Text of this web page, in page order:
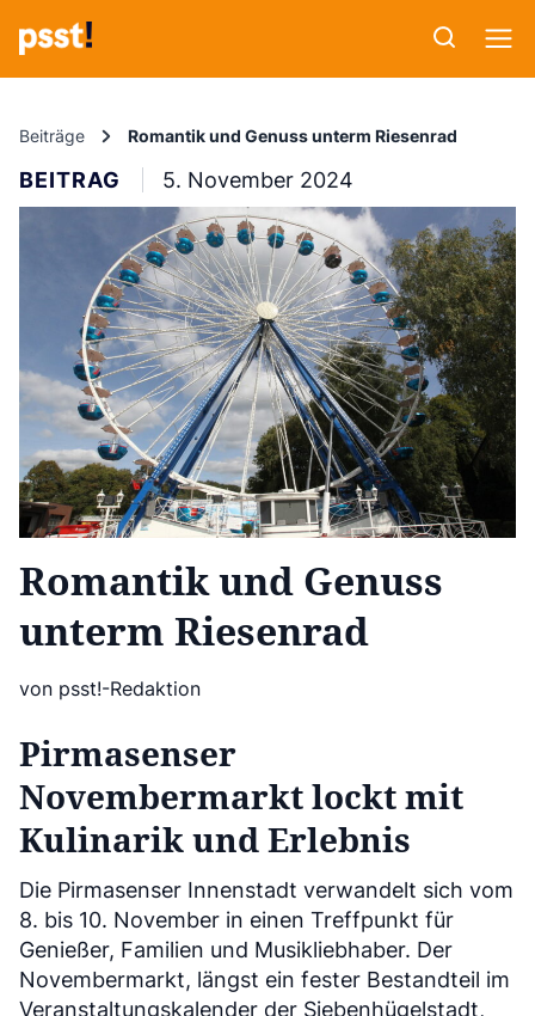
Beiträge Romantik und Genuss unterm Riesenrad
BEITRAG 5. November 2024
Romantik und Genuss
unterm Riesenrad
von psst!-Redaktion
Pirmasenser
Novembermarkt lockt mit
Kulinarik und Erlebnis
Die Pirmasenser Innenstadt verwandelt sich vom
8. bis 10. November in einen Treffpunkt für
Genießer, Familien und Musikliebhaber. Der
Novembermarkt, längst ein fester Bestandteil im
Veranstaltungskalender der Siebenhügelstadt,